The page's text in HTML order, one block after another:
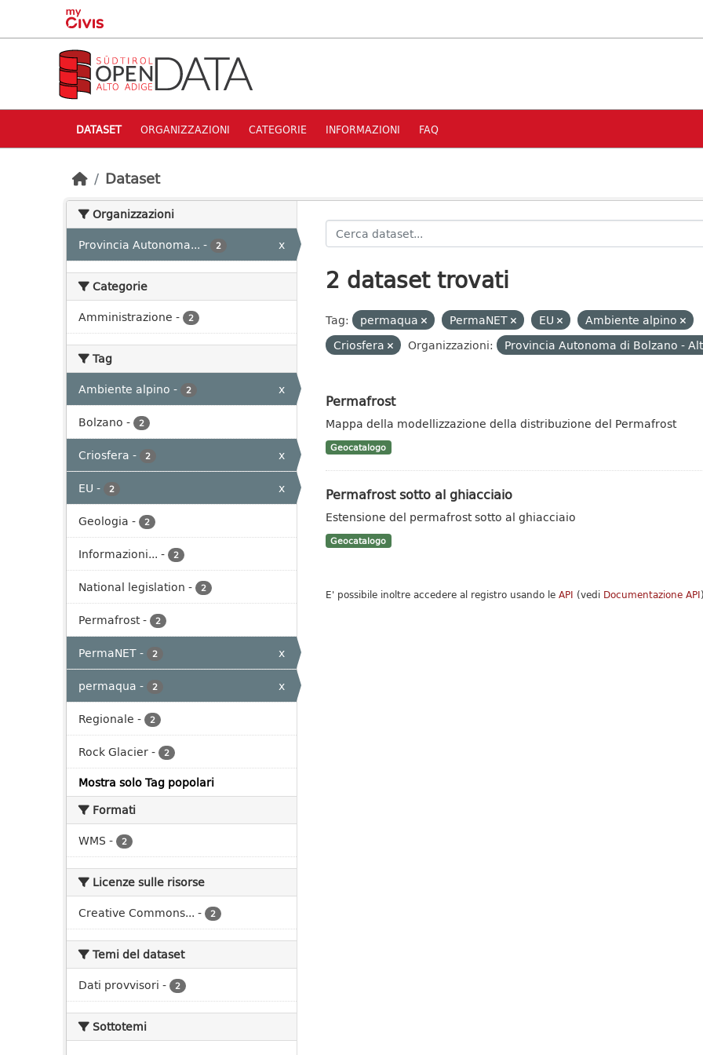
Skip to main content
DATASET ORGANIZZAZIONI CATEGORIE INFORMAZIONI FAQ
Dataset
Organizzazioni
Provincia Autonoma... - 2 x
Categorie
Amministrazione - 2
Tag
Ambiente alpino - 2
x
Bolzano - 2
Criosfera - 2
x
EU - 2
x
Geologia - 2
Informazioni... - 2
National legislation - 2
Permafrost- 2
PermaNET- 2
x
permaqua - 2
x
Regionale - 2
Rock Glacier- 2
Mostra solo Tag popolari
Formati
WMS - 2
Licenze sulle risorse
Creative Commons... - 2
Temi del dataset
Dati provvisori - 2
Sottotemi
2 dataset trovati
Tag: permaqua PermaNET EU
Ambiente alpino
Criosfera
Organizzazioni: Provincia Autonoma di Bolzano -
Permafrost
Mappa della modellizzazione della distribuzione del Permafrost
Geocatalogo
Permafrost sotto al ghiacciaio
Estensione del permafrost sotto al ghiacciaio
Geocatalogo
E' possibile inoltre accedere al registro usando le API (vedi Documentazione API